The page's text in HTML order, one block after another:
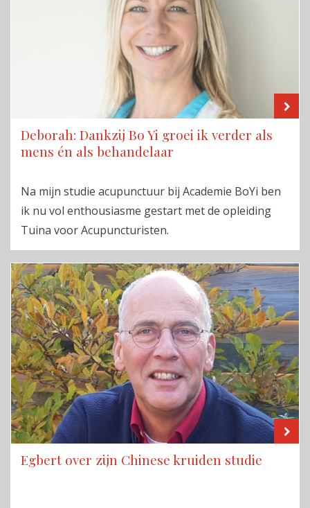
Deborah: Dankzij Bo Yi groei ik verder als
mens én als behandelaar
Na mijn studie acupunctuur bij Academie BoYi ben
ik nu vol enthousiasme gestart met de opleiding
Tuina voor Acupuncturisten.
Egbert over zijn Chinese kruiden studie